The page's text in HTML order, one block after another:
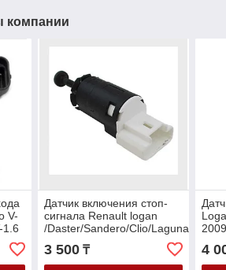
компании
V-
1.6
Датчик включения стоп-
сигнала Renault logan
/Daster/Sandero/Clio/Laguna/Lada
3 500₸ 4